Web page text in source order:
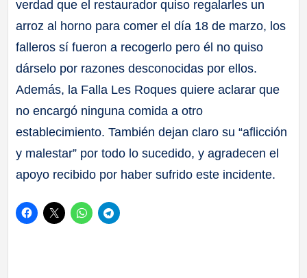
verdad que el restaurador quiso regalarles un
arroz al horno para comer el día 18 de marzo, los
falleros sí fueron a recogerlo pero él no quiso
dárselo por razones desconocidas por ellos.
Además, la Falla Les Roques quiere aclarar que
no encargó ninguna comida a otro
establecimiento. También dejan claro su “aflicción
y malestar” por todo lo sucedido, y agradecen el
apoyo recibido por haber sufrido este incidente.